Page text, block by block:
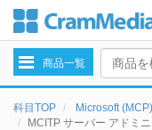
navigation
商品一覧
科目TOP Microsoft (MCP)
MCITP サーバー アドミ